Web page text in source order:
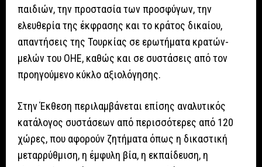
παιδιών, την προστασία των προσφύγων, την
ελευθερία της έκφρασης και το κράτος δικαίου,
απαντήσεις της Τουρκίας σε ερωτήματα κρατών-
μελών του ΟΗΕ, καθώς και σε συστάσεις από τον
προηγούμενο κύκλο αξιολόγησης.
Στην Έκθεση περιλαμβάνεται επίσης αναλυτικός
κατάλογος συστάσεων από περισσότερες από 120
χώρες, που αφορούν ζητήματα όπως η δικαστική
μεταρρύθμιση, η έμφυλη βία, η εκπαίδευση, η